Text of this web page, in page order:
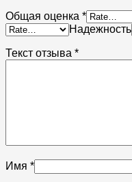
Общая оценка *
Надежность
Текст отзыва *
Имя *